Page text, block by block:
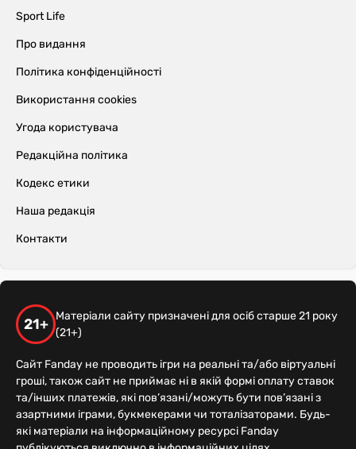
Sport Life
Про видання
Політика конфіденційності
Використання cookies
Угода користувача
Редакційна політика
Кодекс етики
Наша редакція
Контакти
21+
Матеріали сайту призначені для осіб старше 21 року
(21+)
Сайт Fanday не проводить ігри на реальні та/або віртуальні
гроші, також сайт не приймає ні в якій формі оплату ставок
та/інших платежів, які пов’язані/можуть бути пов’язані з
азартними іграми, букмекерами чи тоталізаторами. Будь-
які матеріали на інформаційному ресурсі Fanday